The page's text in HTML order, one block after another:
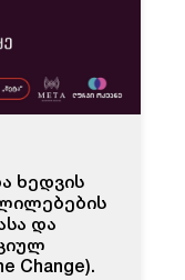
ხედვის
და
Change).